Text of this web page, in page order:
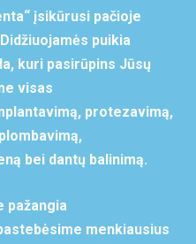
įsikūrusi pačioje
puikia
kuri pasirūpins Jūsų
visas
protezavimą,
bei dantų balinimą.
pažangia
menkiausius